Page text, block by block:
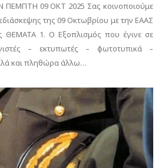
09 ΟΚΤ 2025 Σας κοινοποιούμε
της 09 Οκτωβρίου με την ΕΑΑΣ
ΘΕΜΑΤΑ 1. Ο Εξοπλισμός που έγινε σε
– εκτυπωτές – φωτοτυπικά –
και πληθώρα άλλω…